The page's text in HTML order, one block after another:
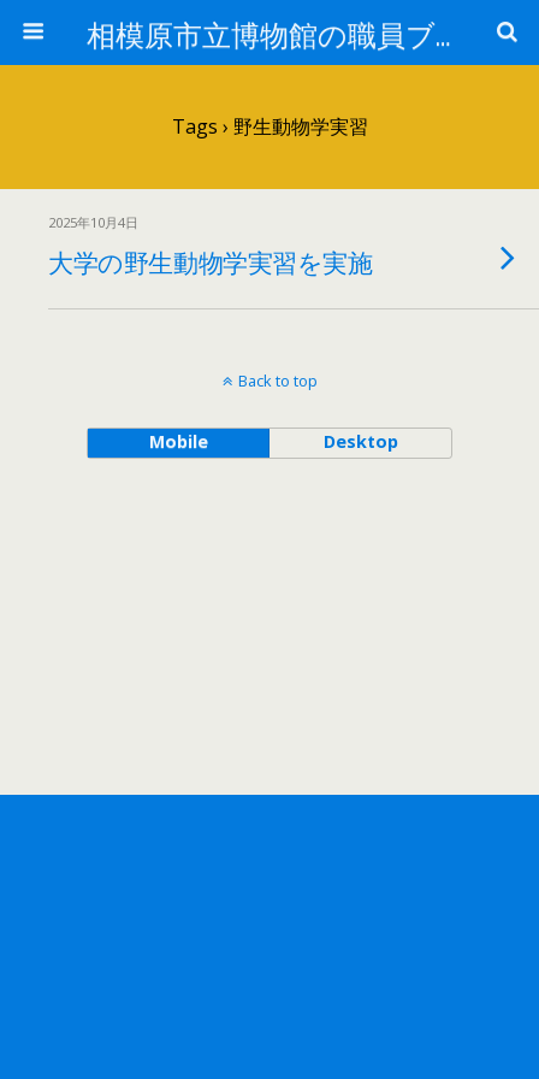
相模原市立博物館の職員ブログ
Tags › 野生動物学実習
2025年10月4日
大学の野生動物学実習を実施
Back to top
Mobile Desktop